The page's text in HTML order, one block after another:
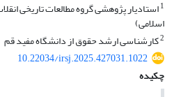
1استادیار پژوهشی گروه مطالعات تاریخی
اسلامی)
2کارشناسی ارشد حقوق از دانشگاه مفید قم
10.22034/irsj.2025.427031.1022
چکیده